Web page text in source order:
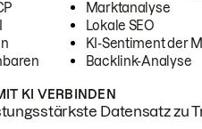
Marktanalyse
Lokale SEO
KI-Sentiment der
Backlink-Analyse
KI VERBINDEN
Datensatz zu